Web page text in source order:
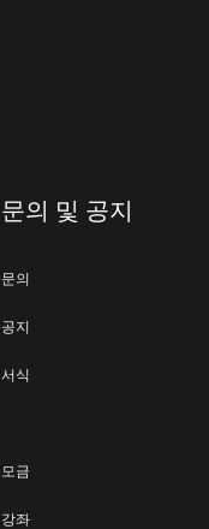
문의 및 공지
문의
공지
서식
모금
강좌